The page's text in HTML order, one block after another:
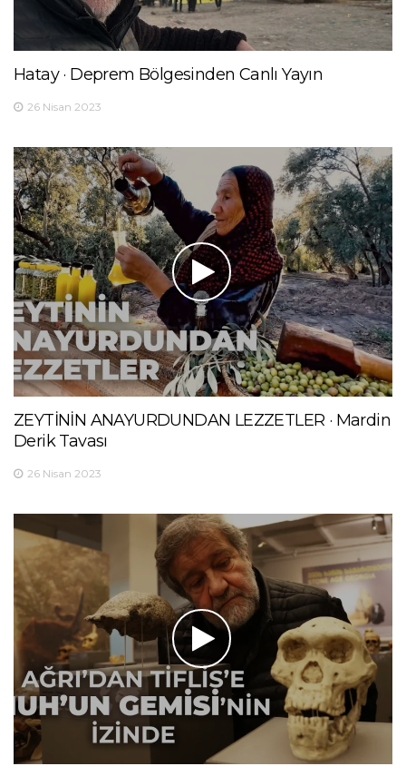
Hatay · Deprem Bölgesinden Canlı Yayın
26 Nisan 2023
ZEYTİNİN ANAYURDUNDAN LEZZETLER · Mardin
Derik Tavası
26 Nisan 2023